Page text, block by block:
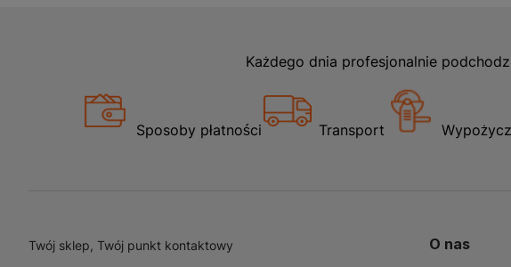
Każdego dnia profesjonalnie
Sposoby płatności Transport
Twój sklep, Twój punkt kontaktowy O nas